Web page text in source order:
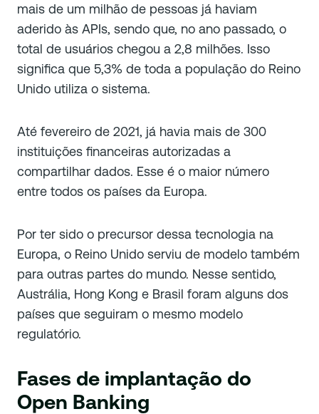
mais de um milhão de pessoas já haviam
aderido às APIs, sendo que, no ano passado, o
total de usuários chegou a 2,8 milhões. Isso
significa que 5,3% de toda a população do Reino
Unido utiliza o sistema.
Até fevereiro de 2021, já havia mais de 300
instituições financeiras autorizadas a
compartilhar dados. Esse é o maior número
entre todos os países da Europa.
Por ter sido o precursor dessa tecnologia na
Europa, o Reino Unido serviu de modelo também
para outras partes do mundo. Nesse sentido,
Austrália, Hong Kong e Brasil foram alguns dos
países que seguiram o mesmo modelo
regulatório.
Fases de implantação do
Open Banking